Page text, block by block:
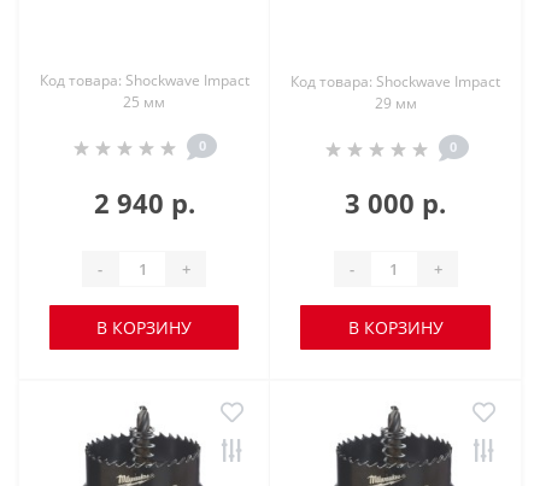
Код товара: Shockwave Impact
25 мм
0
2 940 р.
- +
В КОРЗИНУ
Код товара: Shockwave Impact
29 мм
0
3 000 р.
- +
В КОРЗИНУ